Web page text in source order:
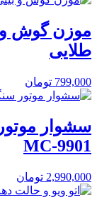
طلایی
799,000 تومان
MC-9901
2,990,000 تومان